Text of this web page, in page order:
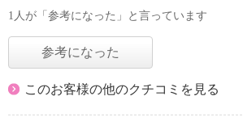
1人が「参考になった」と言っています
参考になった
このお客様の他のクチコミを見る